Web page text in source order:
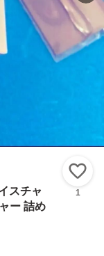
スチャ
ー 詰め
1